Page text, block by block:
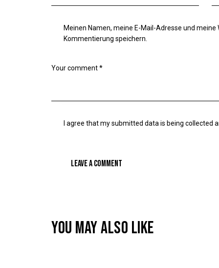
Meinen Namen, meine E-Mail-Adresse und
Kommentierung speichern.
I agree that my submitted data is beingcollected
YOU MAY ALSO LIKE